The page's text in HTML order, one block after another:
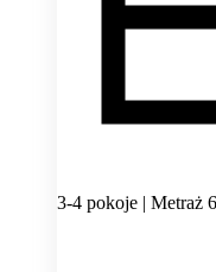
3-4 pokoje | Metraż